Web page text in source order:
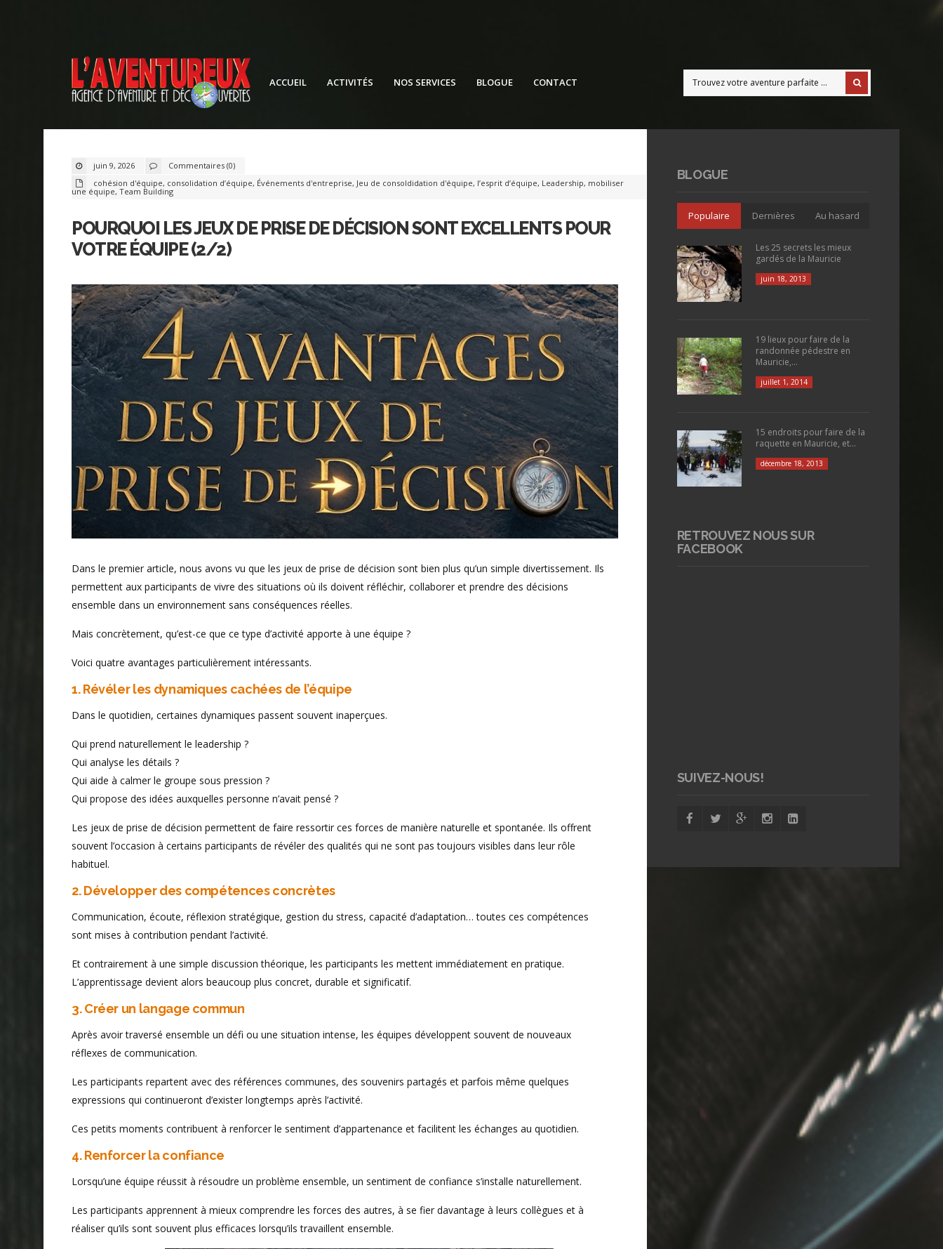
ACCUEIL ACTIVITÉS NOS SERVICES BLOGUE CONTACT
juin 9, 2026
Commentaires (0)
cohésion d'équipe, consolidation d’équipe, Événements d'entreprise, Jeu de consoldidation d'équipe, l’esprit d’équipe, Leadership, mobiliser
une équipe, Team Building
POURQUOI LES JEUX DE PRISE DE DÉCISION SONT EXCELLENTS POUR
VOTRE ÉQUIPE (2/2)
Dans le premier article, nous avons vu que les jeux de prise de décision sont bien plus qu’un simple divertissement. Ils
permettent aux participants de vivre des situations où ils doivent réfléchir, collaborer et prendre des décisions
ensemble dans un environnement sans conséquences réelles.
Mais concrètement, qu’est-ce que ce type d’activité apporte à une équipe ?
Voici quatre avantages particulièrement intéressants.
1. Révéler les dynamiques cachées de l’équipe
Dans le quotidien, certaines dynamiques passent souvent inaperçues.
Qui prend naturellement le leadership ?
Qui analyse les détails ?
Qui aide à calmer le groupe sous pression ?
Qui propose des idées auxquelles personne n’avait pensé ?
Les jeux de prise de décision permettent de faire ressortir ces forces de manière naturelle et spontanée. Ils offrent
souvent l’occasion à certains participants de révéler des qualités qui ne sont pas toujours visibles dans leur rôle
habituel.
2. Développer des compétences concrètes
Communication, écoute, réflexion stratégique, gestion du stress, capacité d’adaptation… toutes ces compétences
sont mises à contribution pendant l’activité.
Et contrairement à une simple discussion théorique, les participants les mettent immédiatement en pratique.
L’apprentissage devient alors beaucoup plus concret, durable et significatif.
3. Créer un langage commun
Après avoir traversé ensemble un défi ou une situation intense, les équipes développent souvent de nouveaux
réflexes de communication.
Les participants repartent avec des références communes, des souvenirs partagés et parfois même quelques
expressions qui continueront d’exister longtemps après l’activité.
Ces petits moments contribuent à renforcer le sentiment d’appartenance et facilitent les échanges au quotidien.
4. Renforcer la confiance
Lorsqu’une équipe réussit à résoudre un problème ensemble, un sentiment de confiance s’installe naturellement.
Les participants apprennent à mieux comprendre les forces des autres, à se fier davantage à leurs collègues et à
réaliser qu’ils sont souvent plus efficaces lorsqu’ils travaillent ensemble.
BLOGUE
Populaire Dernières Au hasard
Les 25 secrets les mieux
gardés de la Mauricie
juin 18, 2013
19 lieux pour faire de la
randonnée pédestre en
Mauricie,...
juillet 1, 2014
15 endroits pour faire de la
raquette en Mauricie, et...
décembre 18, 2013
RETROUVEZ NOUS SUR
FACEBOOK
SUIVEZ-NOUS!